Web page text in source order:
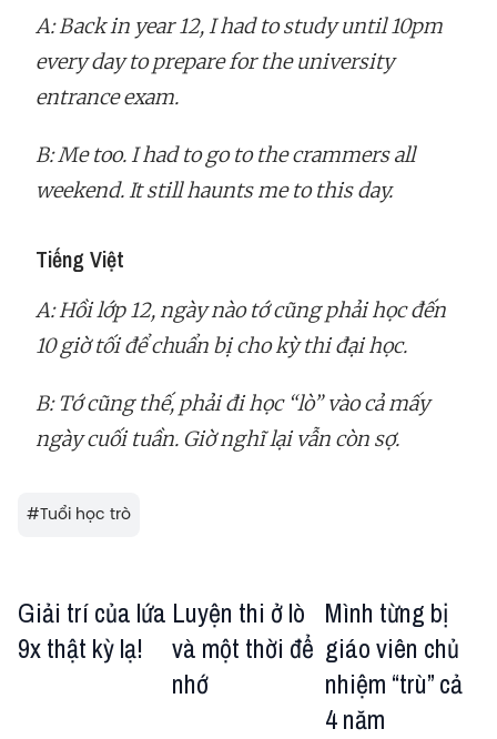
A: Back in year 12, I had to study until 10pm
every day to prepare for the university
entrance exam.
B: Me too. I had to go to the crammers all
weekend. It still haunts me to this day.
Tiếng Việt
A: Hồi lớp 12, ngày nào tớ cũng phải học đến
10 giờ tối để chuẩn bị cho kỳ thi đại học.
B: Tớ cũng thế, phải đi học “lò” vào cả mấy
ngày cuối tuần. Giờ nghĩ lại vẫn còn sợ.
#Tuổi học trò
Giải trí của lứa
9x thật kỳ lạ!
Luyện thi ở lò
và một thời để
nhớ
Mình từng bị
giáo viên chủ
nhiệm “trù” cả
4 năm